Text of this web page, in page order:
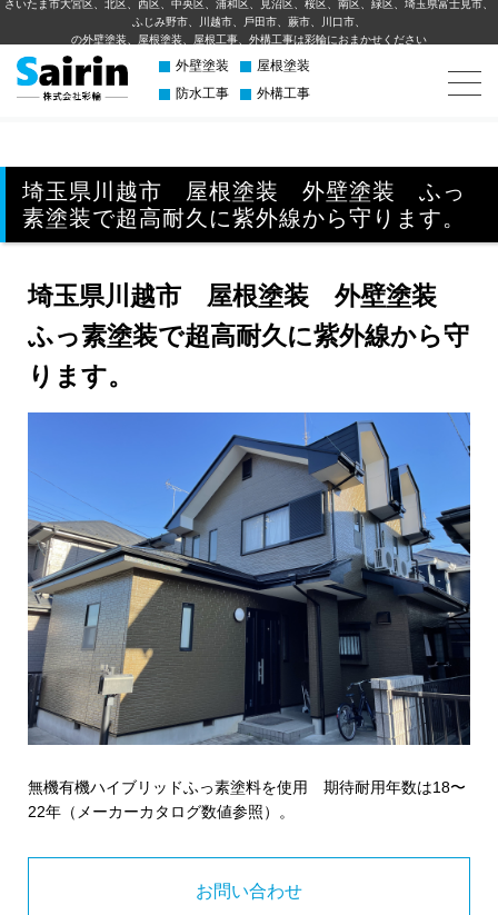
さいたま市大宮区、北区、西区、中央区、浦和区、見沼区、桜区、南区、緑区、埼玉県富士見市、
ふじみ野市、川越市、⼾⽥市、蕨市、川⼝市、
の外壁塗装、屋根塗装、屋根工事、外構⼯事は彩輪におまかせください
外壁塗装
屋根塗装
防水工事
外構工事
埼玉県川越市 屋根塗装 外壁塗装 ふっ
素塗装で超高耐久に紫外線から守ります。
埼玉県川越市 屋根塗装 外壁塗装
ふっ素塗装で超高耐久に紫外線から守
ります。
無機有機ハイブリッドふっ素塗料を使用 期待耐用年数は18〜
22年（メーカーカタログ数値参照）。
お問い合わせ